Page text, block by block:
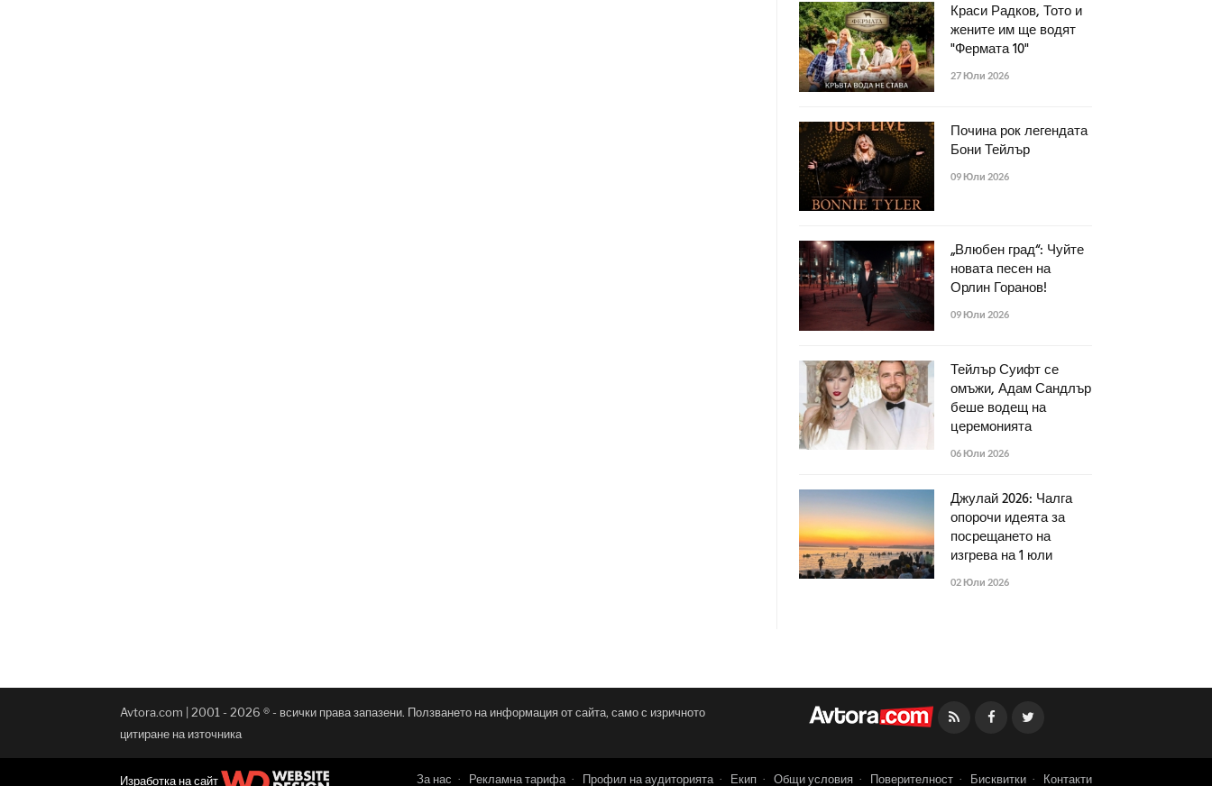
Краси Радков, Тото и
жените им ще водят
"Фермата 10"
27 Юли 2026
Почина рок легендата
Бони Тейлър
09 Юли 2026
„Влюбен град“: Чуйте
новата песен на
Орлин Горанов!
09 Юли 2026
Тейлър Суифт се
омъжи, Адам Сандлър
беше водещ на
церемонията
06 Юли 2026
Джулай 2026: Чалга
опорочи идеята за
посрещането на
изгрева на 1 юли
02 Юли 2026
Avtora.com | 2001 - 2026 ® - всички права запазени. Ползването на информация от сайта, само с изричното
цитиране на източника
Facebook
Изработка на сайт За нас Рекламна тарифа Профил на аудиторията Екип Общи условия Поверителност Бисквитки Контакти